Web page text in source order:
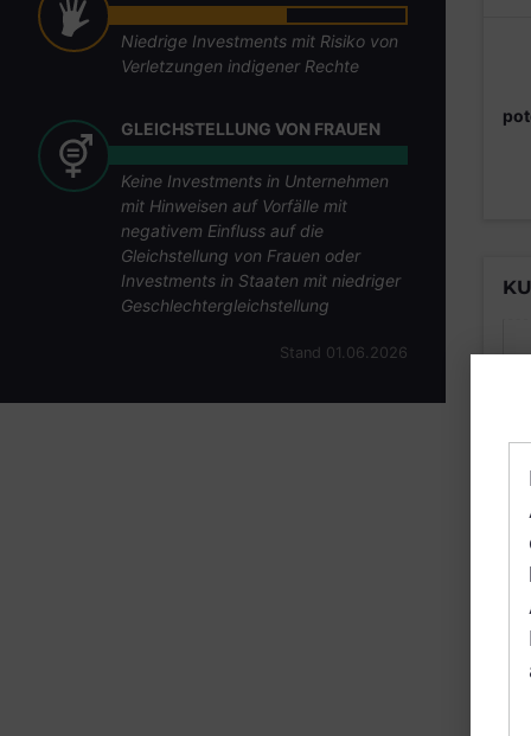
Niedrige Investments mit Risiko von
Verletzungen indigener Rechte
GLEICHSTELLUNG VON FRAUEN
Keine Investments in Unternehmen
mit Hinweisen auf Vorfälle mit
negativem Einfluss auf die
Gleichstellung von Frauen oder
Investments in Staaten mit niedriger
Geschlechtergleichstellung
Stand 01.06.2026